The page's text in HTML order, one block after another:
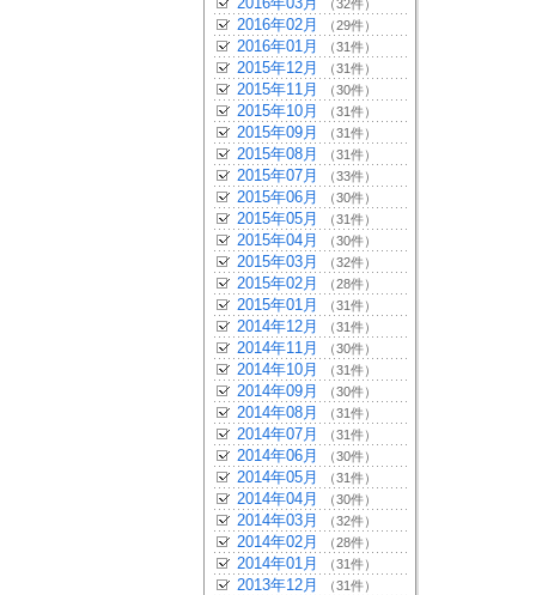
（32件）
2016年02月 （29件）
2016年01月 （31件）
2015年12月 （31件）
2015年11月 （30件）
2015年10月 （31件）
2015年09月 （31件）
2015年08月 （31件）
2015年07月 （33件）
2015年06月 （30件）
2015年05月 （31件）
2015年04月 （30件）
2015年03月 （32件）
2015年02月 （28件）
2015年01月 （31件）
2014年12月 （31件）
2014年11月 （30件）
2014年10月 （31件）
2014年09月 （30件）
2014年08月 （31件）
2014年07月 （31件）
2014年06月 （30件）
2014年05月 （31件）
2014年04月 （30件）
2014年03月 （32件）
2014年02月 （28件）
2014年01月 （31件）
2013年12月 （31件）